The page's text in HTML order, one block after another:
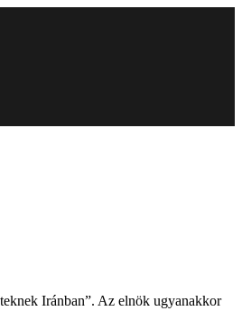
Iránban”. Az elnök ugyanakkor